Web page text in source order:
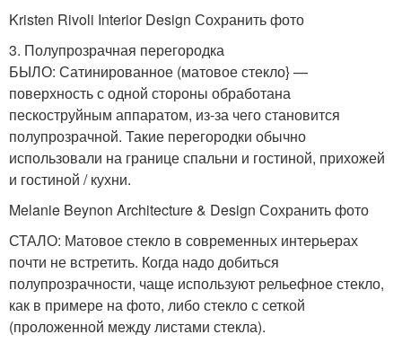
Kristen Rivoli Interior Design Сохранить фото
3. Полупрозрачная перегородка
БЫЛО: Сатинированное (матовое стекло} —
поверхность с одной стороны обработана
пескоструйным аппаратом, из-за чего становится
полупрозрачной. Такие перегородки обычно
использовали на границе спальни и гостиной, прихожей
и гостиной / кухни.
Melanie Beynon Architecture & Design Сохранить фото
СТАЛО: Матовое стекло в современных интерьерах
почти не встретить. Когда надо добиться
полупрозрачности, чаще используют рельефное стекло,
как в примере на фото, либо стекло с сеткой
(проложенной между листами стекла).